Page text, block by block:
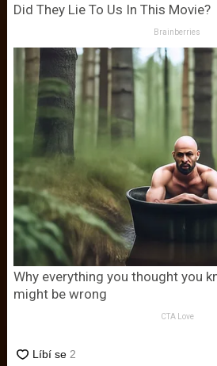
Did They Lie To Us In This Movie?
Brainberries
Why everything you thought you
might be wrong
CTA Love